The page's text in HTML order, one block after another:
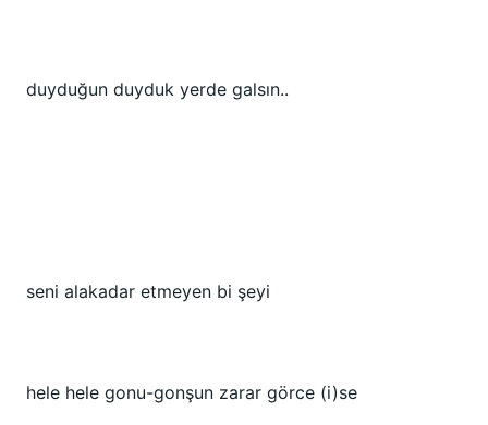
duyduğun duyduk yerde galsın..
seni alakadar etmeyen bi şeyi
hele hele gonu-gonşun zarar görce (i)se